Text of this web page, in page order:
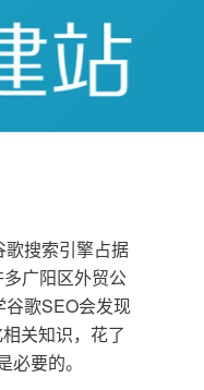
搜索引擎占据
广阳区外贸公
歌SEO会发现
关知识，花了
要的。